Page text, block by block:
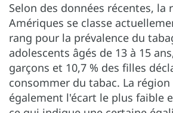
Selon des données récentes, la
Amériques se classe
rang pour la prévalence du
adolescents âgés de 13 à 15
garçons et 10,7 % des filles
consommer du tabac. La
également l'écart le plus faible